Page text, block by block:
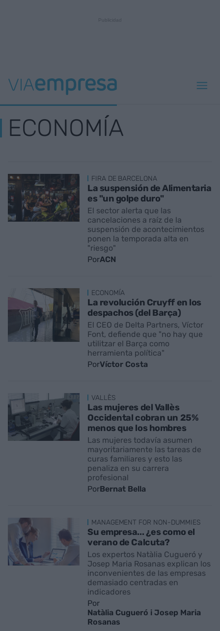
ECONOMÍA
FIRA DE BARCELONA
La suspensión de Alimentaria
es "un golpe duro"
El sector alerta que las
cancelaciones a raíz de la
suspensión de acontecimientos
ponen la temporada alta en
"riesgo"
PorACN
ECONOMÍA
La revolución Cruyff en los
despachos (del Barça)
El CEO de Delta Partners, Víctor
Font, defiende que "no hay que
utilitzar el Barça como
herramienta política"
PorVíctor Costa
VALLÈS
Las mujeres del Vallès
Occidental cobran un 25%
menos que los hombres
Las mujeres todavía asumen
mayoritariamente las tareas de
curas familiares y esto las
penaliza en su carrera
profesional
PorBernat Bella
MANAGEMENT FOR NON-DUMMIES
Su empresa... ¿es como el
verano de Calcuta?
Los expertos Natàlia Cugueró y
Josep Maria Rosanas explican los
inconvenientes de las empresas
demasiado centradas en
indicadores
Por
Natàlia Cugueró i Josep Maria
Rosanas